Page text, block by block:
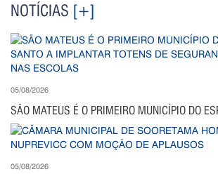
NOTÍCIAS [+]
05/08/2026
SÃO MATEUS É O PRIMEIRO MUNICÍPIO DO
05/08/2026